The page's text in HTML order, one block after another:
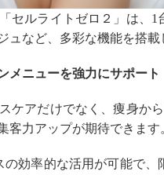
セルライトゼロ２」は、
ュなど、多彩な機能を搭
メニューを強力にサポート
ケアだけでなく、痩身
力アップが期待できます
効率的な活用が可能で